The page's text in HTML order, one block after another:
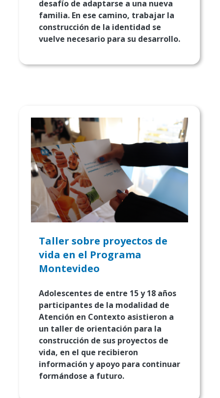
desafío de adaptarse a una nueva
familia. En ese camino, trabajar la
construcción de la identidad se
vuelve necesario para su desarrollo.
Taller sobre proyectos de
vida en el Programa
Montevideo
Adolescentes de entre 15 y 18 años
participantes de la modalidad de
Atención en Contexto asistieron a
un taller de orientación para la
construcción de sus proyectos de
vida, en el que recibieron
información y apoyo para continuar
formándose a futuro.